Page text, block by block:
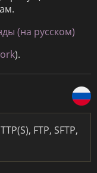
(на русском)
).
FTP, SFTP,